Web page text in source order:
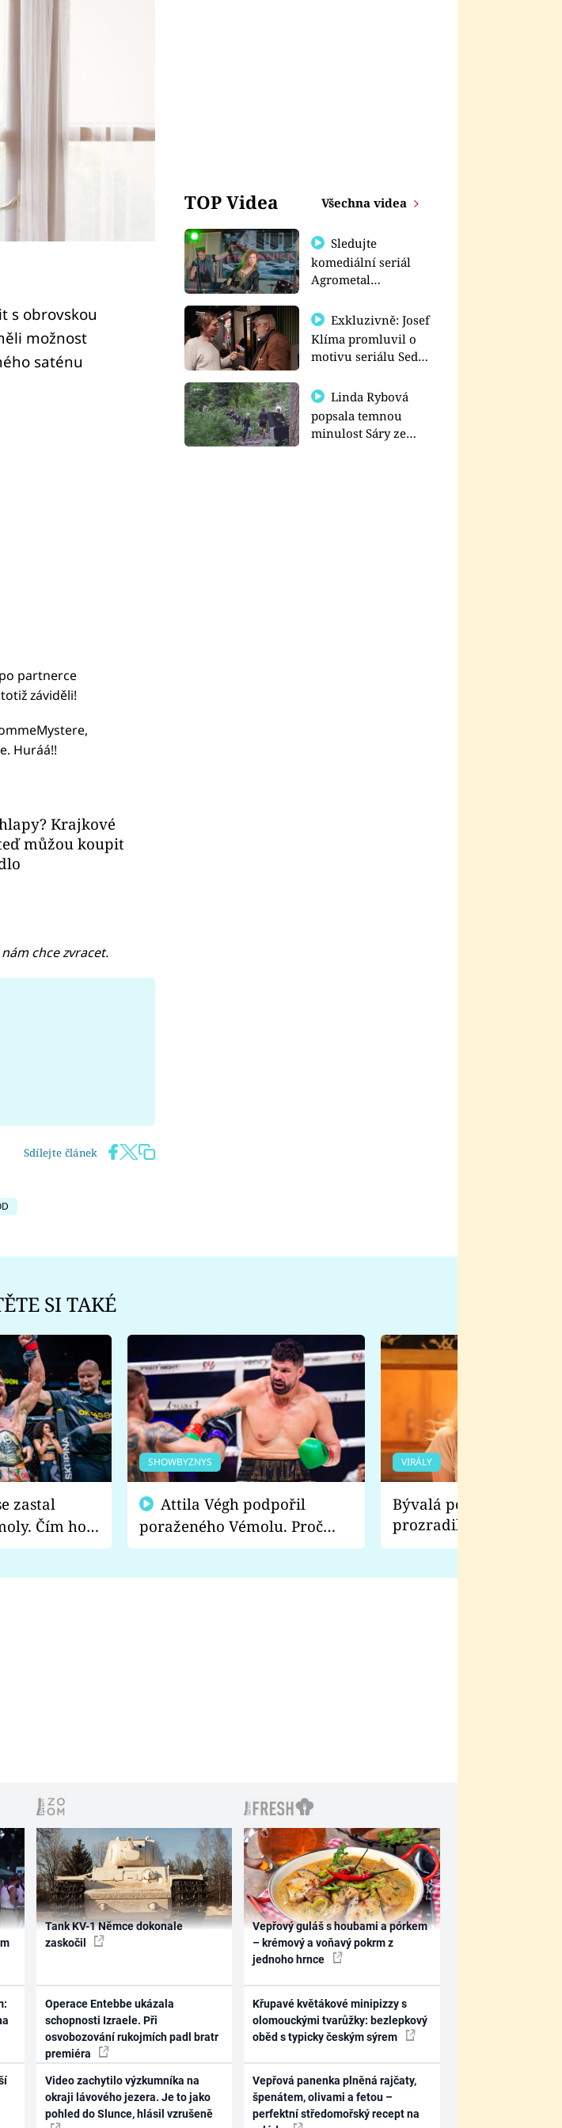
s obrovskou
možnost
saténu
partnerce
záviděli!
Huráá!!
Krajkové
můžou koupit
chce zvracet.
Sdílejte článek
TOP Videa Všechna videa
Sledujte
komediální seriál
Agrometal
prima+
Exkluzivně: Josef
Klíma promluvil o
motivu seriálu Sedm
Linda Rybová
popsala temnou
minulost Sáry ze
SI TAKÉ
Čím ho
SHOWBYZNYS
poraženého Vémolu. Proč
chce raději zápasit s ním než
VIRÁLY
Bývalá pornoherečka
prozradila, co ji
natáčení Euforie.
Tank KV-1 Němce dokonale
zaskočil
Operace Entebbe ukázala
schopnosti Izraele. Při
osvobozování rukojmích padl bratr
premiéra
Video zachytilo výzkumníka na
okraji lávového jezera. Je to jako
pohled do Slunce, hlásil vzrušeně
Vepřový guláš s houbami a pórkem
– krémový a voňavý pokrm z
jednoho hrnce
Křupavé květákové minipizzy s
olomouckými tvarůžky: bezlepkový
oběd s typicky českým sýrem
Vepřová panenka plněná rajčaty,
špenátem, olivami a fetou –
perfektní středomořský recept na